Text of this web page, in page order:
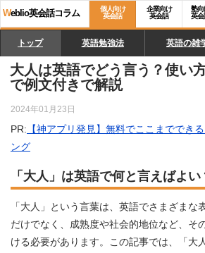
Weblio英会話コラム
個人向け
英会話
企業向け
英会話
塾向
英会
トップ 英語勉強法 英語の雑
大人は英語でどう言う？使い
で例文付きで解説
2024年01月23日
PR: 【神アプリ発見】無料でここまででき
ング
「大人」は英語で何と言えばよい
「大人」という言葉は、英語でさまざまな
だけでなく、成熟度や社会的地位など、そ
ける必要があります。この記事では、「大